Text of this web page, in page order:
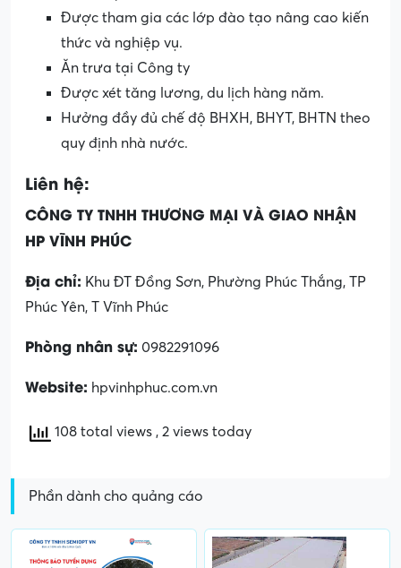
Được tham gia các lớp đào tạo nâng cao kiến
thức và nghiệp vụ.
Ăn trưa tại Công ty
Được xét tăng lương, du lịch hàng năm.
Hưởng đầy đủ chế độ BHXH, BHYT, BHTN theo
quy định nhà nước.
Liên hệ:
CÔNG TY TNHH THƯƠNG MẠI VÀ GIAO NHẬN
HP VĨNH PHÚC
Địa chỉ: Khu ĐT Đồng Sơn, Phường Phúc Thắng, TP
Phúc Yên, T Vĩnh Phúc
Phòng nhân sự: 0982291096
Website: hpvinhphuc.com.vn
108 total views , 2 views today
Phần dành cho quảng cáo